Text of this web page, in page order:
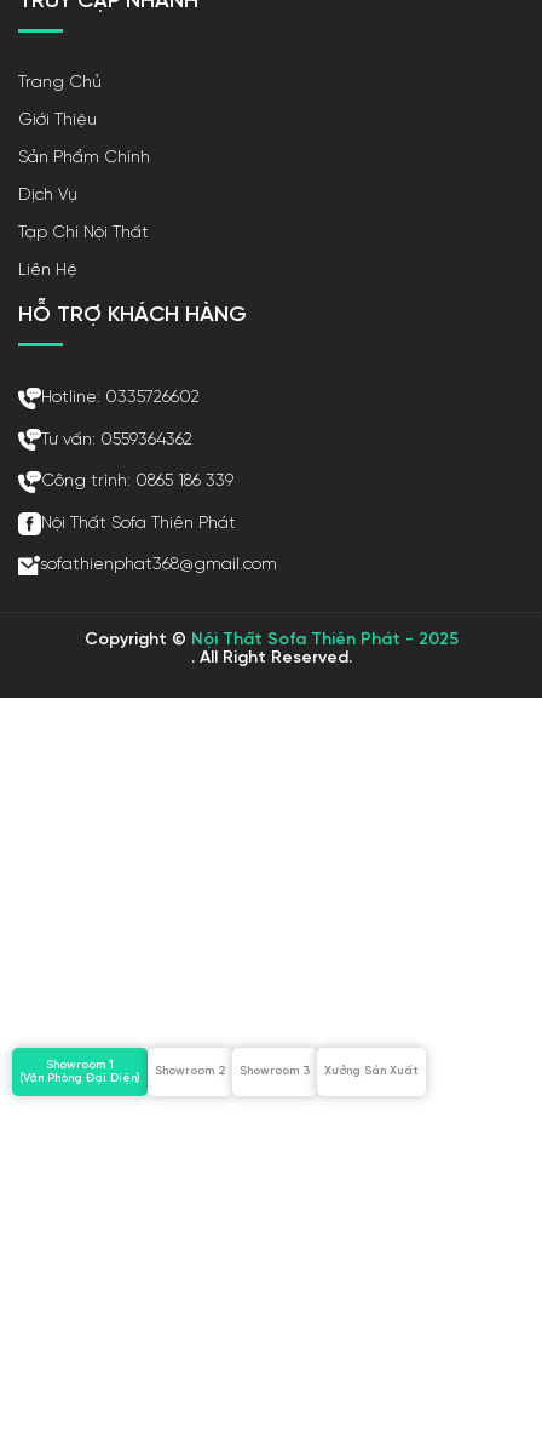
Trang Chủ
Giới Thiệu
Sản Phẩm Chính
Dịch Vụ
Tạp Chí Nội Thất
Liên Hệ
HỖ TRỢ KHÁCH HÀNG
Hotline: 0335726602
Tư vấn: 0559364362
Công trình: 0865 186 339
Nội Thất Sofa Thiên Phát
sofathienphat368@gmail.com
Copyright © Nội Thất Sofa Thiên Phát - 2025
. All Right Reserved.
Showroom 1
(Văn Phòng Đại Diện)
Showroom 2 Showroom 3 Xưởng Sản Xuất